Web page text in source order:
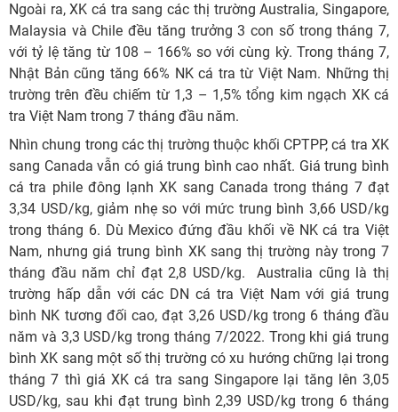
Ngoài ra, XK cá tra sang các thị trường Australia, Singapore,
Malaysia và Chile đều tăng trưởng 3 con số trong tháng 7,
với tỷ lệ tăng từ 108 – 166% so với cùng kỳ. Trong tháng 7,
Nhật Bản cũng tăng 66% NK cá tra từ Việt Nam. Những thị
trường trên đều chiếm từ 1,3 – 1,5% tổng kim ngạch XK cá
tra Việt Nam trong 7 tháng đầu năm.
Nhìn chung trong các thị trường thuộc khối CPTPP, cá tra XK
sang Canada vẫn có giá trung bình cao nhất. Giá trung bình
cá tra phile đông lạnh XK sang Canada trong tháng 7 đạt
3,34 USD/kg, giảm nhẹ so với mức trung bình 3,66 USD/kg
trong tháng 6. Dù Mexico đứng đầu khối về NK cá tra Việt
Nam, nhưng giá trung bình XK sang thị trường này trong 7
tháng đầu năm chỉ đạt 2,8 USD/kg. Australia cũng là thị
trường hấp dẫn với các DN cá tra Việt Nam với giá trung
bình NK tương đối cao, đạt 3,26 USD/kg trong 6 tháng đầu
năm và 3,3 USD/kg trong tháng 7/2022. Trong khi giá trung
bình XK sang một số thị trường có xu hướng chững lại trong
tháng 7 thì giá XK cá tra sang Singapore lại tăng lên 3,05
USD/kg, sau khi đạt trung bình 2,39 USD/kg trong 6 tháng